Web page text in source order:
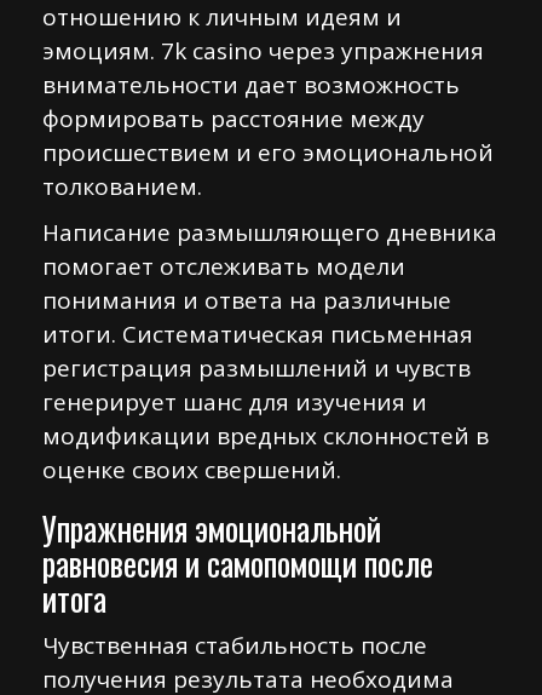
отношению к личным идеям и
эмоциям. 7k casino через упражнения
внимательности дает возможность
формировать расстояние между
происшествием и его эмоциональной
толкованием.
Написание размышляющего дневника
помогает отслеживать модели
понимания и ответа на различные
итоги. Систематическая письменная
регистрация размышлений и чувств
генерирует шанс для изучения и
модификации вредных склонностей в
оценке своих свершений.
Упражнения эмоциональной
равновесия и самопомощи после
итога
Чувственная стабильность после
получения результата необходима